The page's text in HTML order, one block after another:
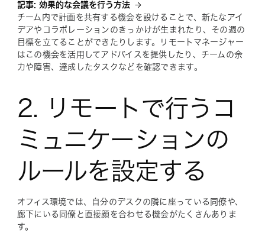
記事: 効果的な会議を行う方法
チーム内で計画を共有する機会を設けることで、新たなアイ
デアやコラボレーションのきっかけが生まれたり、その週の
目標を立てることができたりします。リモートマネージャー
はこの機会を活用してアドバイスを提供したり、チームの余
力や障害、達成したタスクなどを確認できます。
2. リモートで行うコ
ミュニケーションの
ルールを設定する
オフィス環境では、自分のデスクの隣に座っている同僚や、
廊下にいる同僚と直接顔を合わせる機会がたくさんありま
す。